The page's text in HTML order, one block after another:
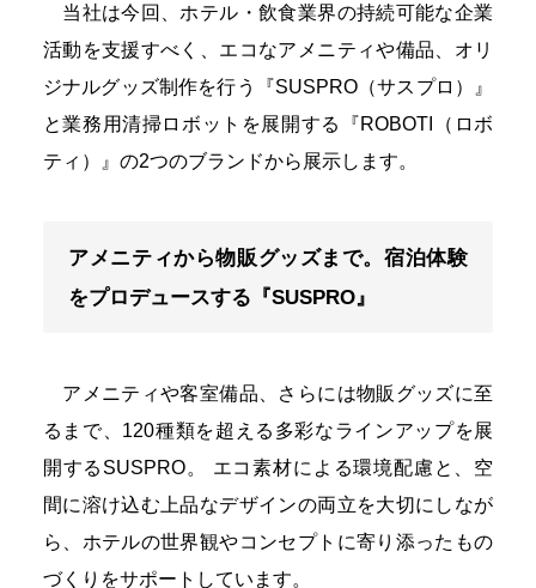
当社は今回、ホテル・飲食業界の持続可能な企業
活動を支援すべく、エコなアメニティや備品、オリ
ジナルグッズ制作を行う『SUSPRO（サスプロ）』
と業務用清掃ロボットを展開する『ROBOTI（ロボ
ティ）』の2つのブランドから展示します。
アメニティから物販グッズまで。宿泊体験
をプロデュースする『SUSPRO』
アメニティや客室備品、さらには物販グッズに至
るまで、120種類を超える多彩なラインアップを展
開するSUSPRO。 エコ素材による環境配慮と、空
間に溶け込む上品なデザインの両立を大切にしなが
ら、ホテルの世界観やコンセプトに寄り添ったもの
づくりをサポートしています。